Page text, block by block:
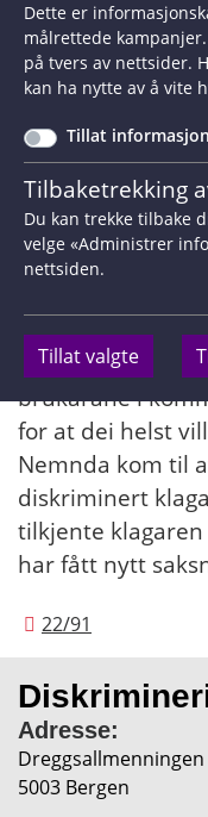
Dette er
målrettede
på tvers av nettsider.
kan ha nytte av å vite
Tillat
Tilbaketrekking
Du kan trekke tilbake
velge «Administrer
nettsiden.
Tillat valgte
Saka gjaldt
grunn av kjøn
utlyst kommunal
fysioterapi. Den
tilsett trass i at
best kvalifisert
relevant
kvinne som
betre eigna til
"iver og glød"
brukarane i
for at dei helst
Nemnda kom til
diskriminert
tilkjente klagaren
har fått nytt
22/91
Adresse:
Dreggsallmenningen
5003 Bergen